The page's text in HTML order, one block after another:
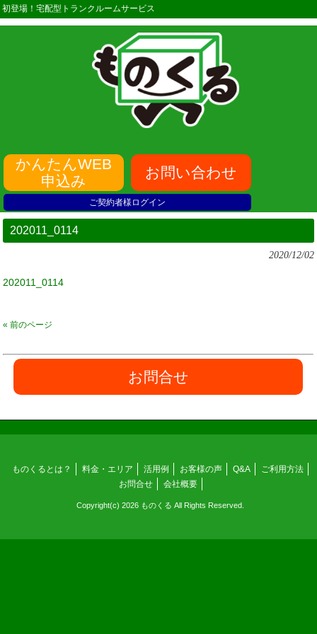
初登場！宅配型トランクルームサービス
かんたんWEB
申込み
お問い合わせ
ご契約者様ログイン
202011_0114
2020/12/02
202011_0114
« 前のページ
お問合せ
ものくるとは？ 料金・エリア 活用例 お客様の声 Q&A
ご利用方法
お問合せ
会社概要
Copyright(c) 2026 ものくる All Rights Reserved.